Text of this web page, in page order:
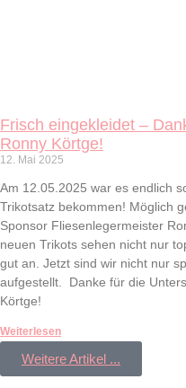
Frisch eingekleidet –
Ronny Körtge!
12. Mai 2025
Am 12.05.2025 war es endlich
Trikotsatz bekommen! Möglich
Sponsor Fliesenlegermeister
neuen Trikots sehen nicht nur
gut an. Jetzt sind wir nicht nur
aufgestellt. Danke für die
Körtge!
Weiterlesen
Weitere Artikel ...